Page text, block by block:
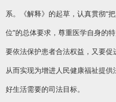
系。《解释》的起草，认真贯彻“
位”的总体要求，尊重医学自身的
要依法保护患者合法权益，又要促
从而实现为增进人民健康福祉提
好生活需要的司法目标。